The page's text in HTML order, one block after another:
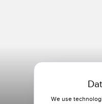
We use